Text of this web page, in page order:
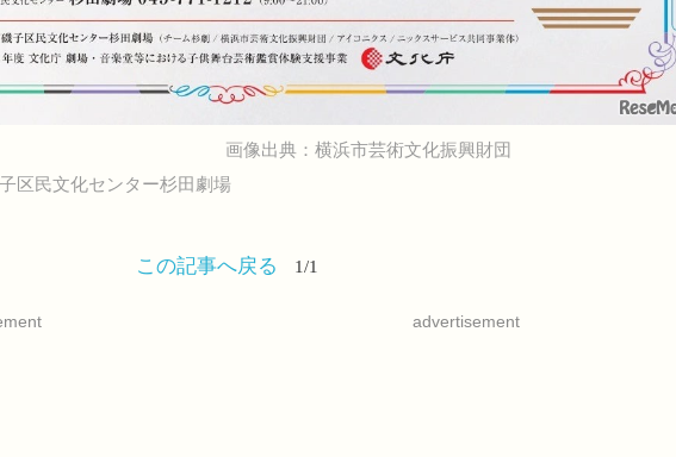
画像出典：横浜市芸術文化振興財団
区民文化センター杉田劇場
この記事へ戻る 1/1
advertisement